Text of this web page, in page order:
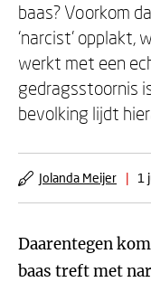
baas? Voorkom
‘narcist’ opplakt,
werkt met een
gedragsstoornis
bevolking lijdt
Jolanda Meijer | 1
Daarentegen
baas treft met